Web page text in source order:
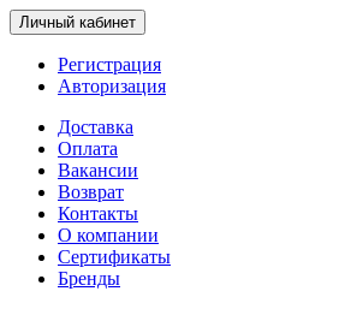
Личный кабинет
Регистрация
Авторизация
Доставка
Оплата
Вакансии
Возврат
Контакты
О компании
Сертификаты
Бренды